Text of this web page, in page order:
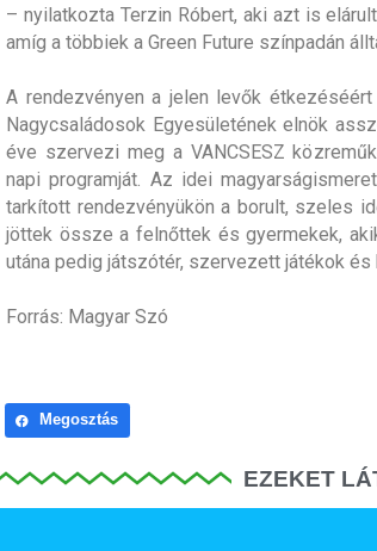
– nyilatkozta Terzin Róbert, aki azt is
amíg a többiek a Green Future színpadán
A rendezvényen a jelen levők
Nagycsaládosok Egyesületének elnök
éve szervezi meg a VANCSESZ
napi programját. Az idei
tarkított rendezvényükön a borult, szeles
jöttek össze a felnőttek és gyermekek,
utána pedig játszótér, szervezett játékok
Forrás: Magyar Szó
Megosztás
EZEKET